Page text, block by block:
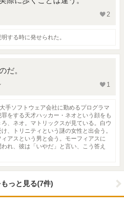
2
する時に発せられた。
だ。
1
手ソフトウェア会社に勤めるプログラマ
をする天才ハッカー・ネオという顔をも
、ネオ。マトリックスが見ている。白ウ
、トリニティという謎の女性と出会う。
アスという男と会う。モーフィアスに
れ、彼は「いやだ」と言い、こう答え
っと見る(7件)